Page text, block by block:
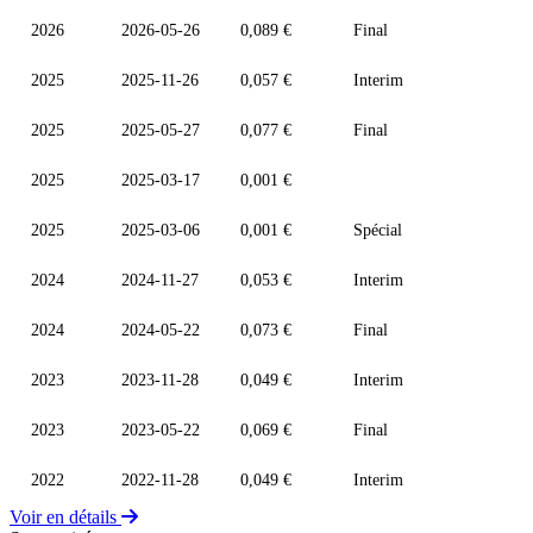
2026 2026-05-26 0,089 € Final
2025 2025-11-26 0,057 € Interim
2025 2025-05-27 0,077 € Final
2025 2025-03-17 0,001 €
2025 2025-03-06 0,001 € Spécial
2024 2024-11-27 0,053 € Interim
2024 2024-05-22 0,073 € Final
2023 2023-11-28 0,049 € Interim
2023 2023-05-22 0,069 € Final
2022 2022-11-28 0,049 € Interim
Voir en détails